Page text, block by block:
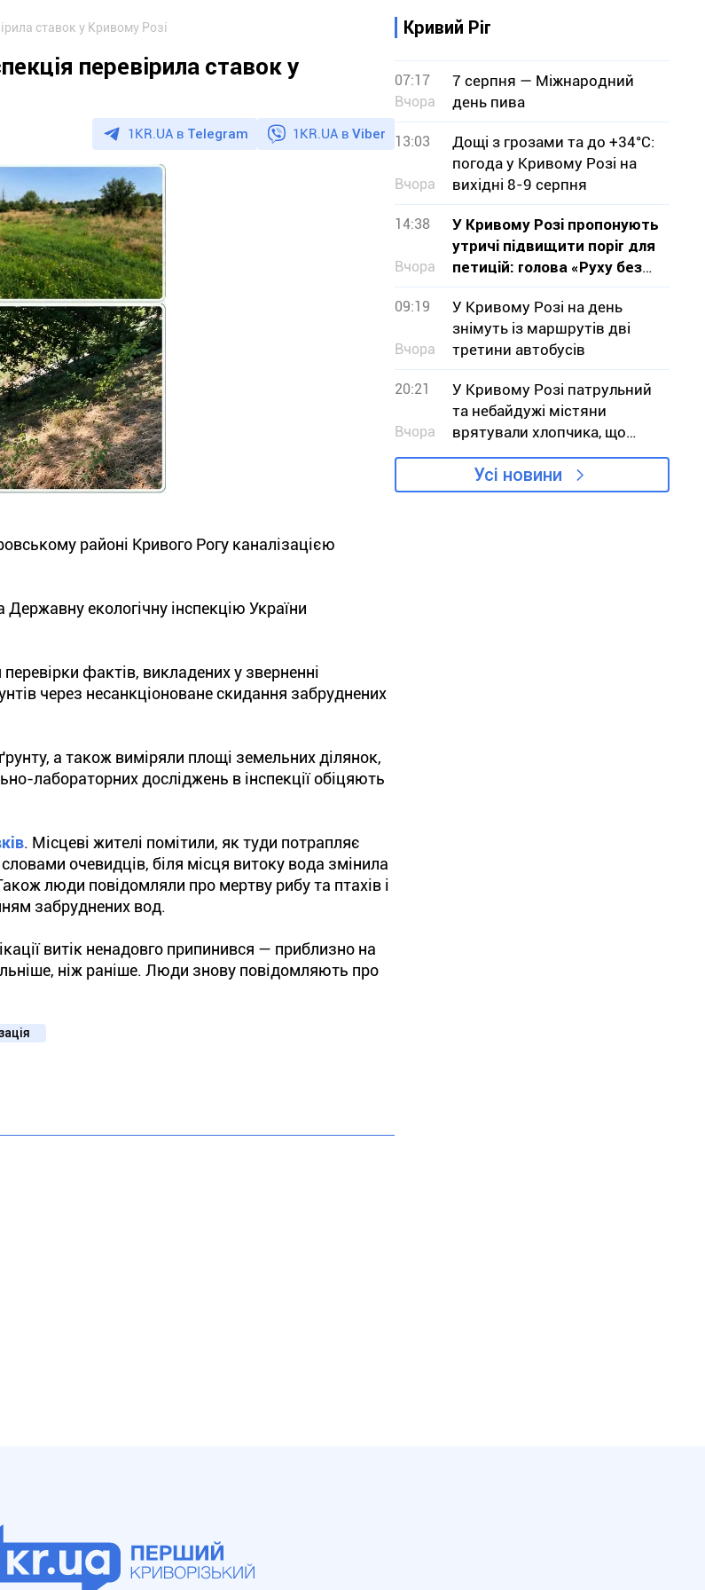
ставок у Кривому Розі
перевірила ставок у
1KR.UA в Telegram 1KR.UA в Viber
районі Кривого Рогу каналізацією
екологічну інспекцію України
фактів, викладених у зверненні
через несанкціоноване скидання забруднених
а також виміряли площі земельних ділянок,
лабораторних досліджень в інспекції обіцяють
. Місцеві жителі помітили, як туди потрапляє
очевидців, біля місця витоку вода змінила
люди повідомляли про мертву рибу та птахів і
забруднених вод.
витік ненадовго припинився — приблизно на
ніж раніше. Люди знову повідомляють про
Кривий Ріг
07:17
Вчора
7 серпня — Міжнародний
день пива
13:03
Вчора
Дощі з грозами та до +34°С:
погода у Кривому Розі на
вихідні 8-9 серпня
14:38
Вчора
У Кривому Розі пропонують
утричі підвищити поріг для
петицій: голова «Руху без
меж» звернувся до влади з
критикою проєкту
09:19
Вчора
У Кривому Розі на день
знімуть із маршрутів дві
третини автобусів
20:21
Вчора
У Кривому Розі патрульний
та небайдужі містяни
врятували хлопчика, що
тонув
Усі новини